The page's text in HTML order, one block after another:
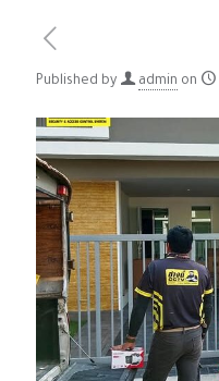
Published by admin on